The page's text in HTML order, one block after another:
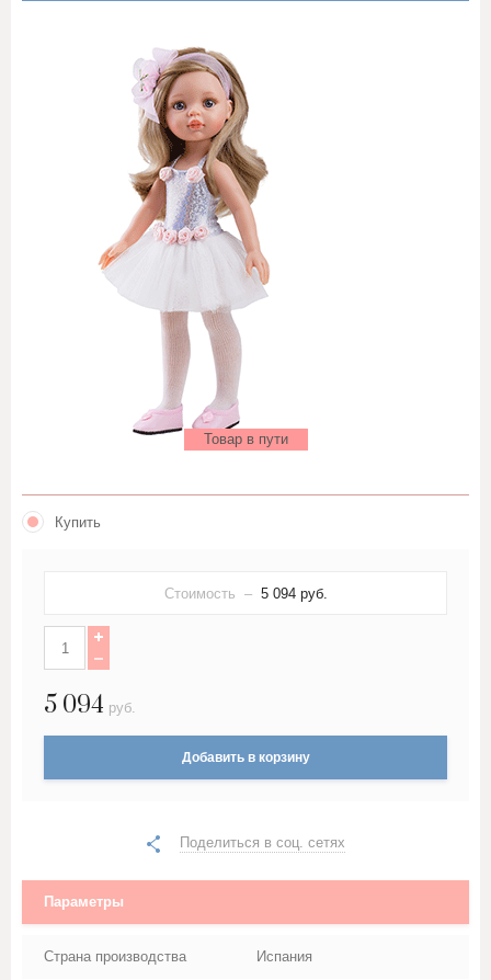
Товар в пути
Купить
Стоимость – 5 094 руб.
5 094 руб.
Добавить в корзину
Поделиться в соц. сетях
Параметры
Страна производства Испания